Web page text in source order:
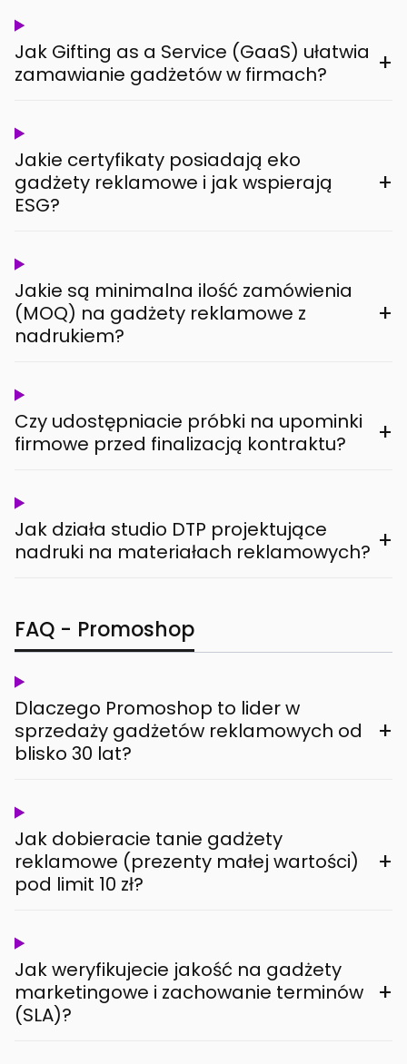
Jak Gifting as a Service (GaaS) ułatwia
zamawianie gadżetów w firmach?
+
Jakie certyfikaty posiadają eko
gadżety reklamowe i jak wspierają
ESG?
+
Jakie są minimalna ilość zamówienia
(MOQ) na gadżety reklamowe z
nadrukiem?
+
Czy udostępniacie próbki na upominki
firmowe przed finalizacją kontraktu?
+
Jak działa studio DTP projektujące
nadruki na materiałach reklamowych? +
FAQ - Promoshop
Dlaczego Promoshop to lider w
sprzedaży gadżetów reklamowych od
blisko 30 lat?
+
Jak dobieracie tanie gadżety
reklamowe (prezenty małej wartości)
pod limit 10 zł?
+
Jak weryfikujecie jakość na gadżety
marketingowe i zachowanie terminów
(SLA)?
+